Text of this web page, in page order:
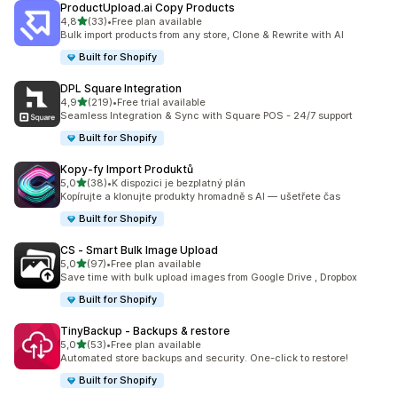
ProductUpload.ai Copy Products
4,8z 5 hvězd
(33)
Celkový počet recenzí: 33
•Free plan available
Bulk import products from any store, Clone & Rewrite with AI
Built for Shopify
DPL Square Integration
4,9z 5 hvězd
(219)
Celkový počet recenzí: 219
•Free trial available
Seamless Integration & Sync with Square POS - 24/7 support
Built for Shopify
Kopy‑fy Import Produktů
5,0z 5 hvězd
(38)
Celkový počet recenzí: 38
•K dispozici je bezplatný plán
Kopírujte a klonujte produkty hromadně s AI — ušetřete čas
Built for Shopify
CS ‑ Smart Bulk Image Upload
5,0z 5 hvězd
(97)
Celkový počet recenzí: 97
•Free plan available
Save time with bulk upload images from Google Drive , Dropbox
Built for Shopify
TinyBackup ‑ Backups & restore
5,0z 5 hvězd
(53)
Celkový počet recenzí: 53
•Free plan available
Automated store backups and security. One-click to restore!
Built for Shopify